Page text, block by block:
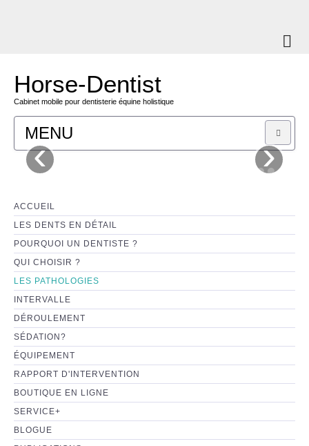
Horse-Dentist
Cabinet mobile pour dentisterie équine holistique
MENU
C'EST MOI
TARIFS
CONTACT
BOUTIQUE
‹ ›
ACCUEIL
LES DENTS EN DÉTAIL
POURQUOI UN DENTISTE ?
QUI CHOISIR ?
LES PATHOLOGIES
INTERVALLE
DÉROULEMENT
SÉDATION?
ÉQUIPEMENT
RAPPORT D'INTERVENTION
BOUTIQUE EN LIGNE
SERVICE+
BLOGUE